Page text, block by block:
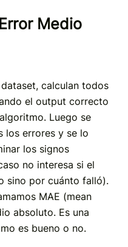
Medio
calculan todos
el output correcto
Luego se
los errores y se lo
los signos
no interesa si el
sino por cuánto falló).
MAE (mean
absoluto. Es una
es bueno o no.